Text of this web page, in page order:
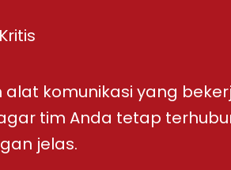
alat komunikasi yang
tim Anda tetap
jelas.